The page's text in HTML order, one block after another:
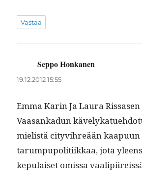
Vastaa
Seppo Honkanen
19.12.2012 15:55
Emma Karin Ja Lau­ra
Vaasankadun
mielistä cityvihreään
tarumpupoli­ti­ikkaa, jota
kepu­laiset omis­sa